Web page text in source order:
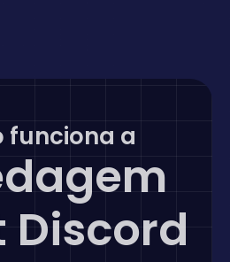
funciona a
Discord